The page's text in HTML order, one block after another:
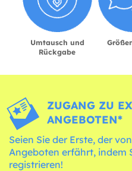
Umtausch und
Rückgabe
ZUGANG ZU
ANGEBOTEN*
Seien Sie der Erste, der
Angeboten erfährt, indem
registrieren!